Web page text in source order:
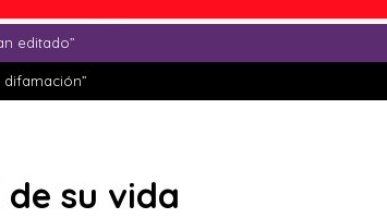
editado”
su vida